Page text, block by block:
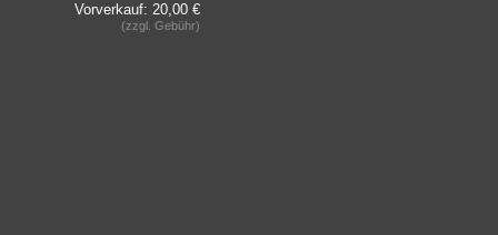
Vorverkauf: 20,00 €
(zzgl. Gebühr)